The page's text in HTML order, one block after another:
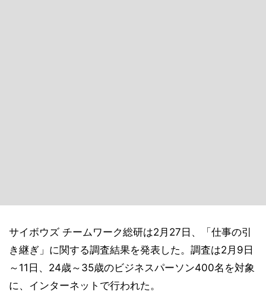
サイボウズ チームワーク総研は2月27日、「仕事の引
き継ぎ」に関する調査結果を発表した。調査は2月9日
～11日、24歳～35歳のビジネスパーソン400名を対象
に、インターネットで行われた。